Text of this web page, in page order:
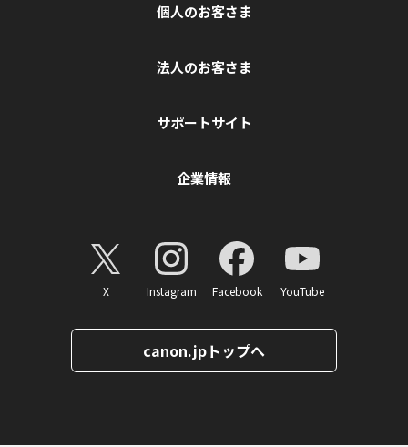
個人のお客さま
法人のお客さま
サポートサイト
企業情報
X Instagram Facebook YouTube
canon.jpトップへ